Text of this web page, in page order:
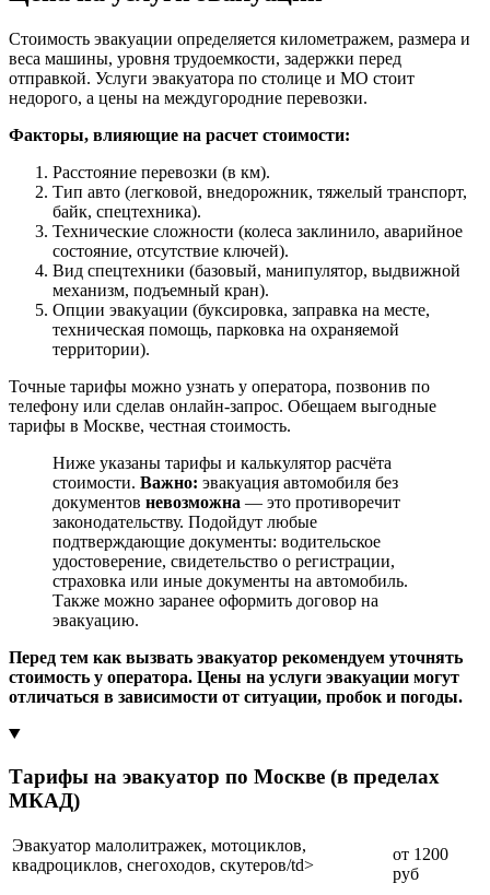
Стоимость эвакуации определяется километражем, размера и
веса машины, уровня трудоемкости, задержки перед
отправкой. Услуги эвакуатора по столице и МО стоит
недорого, а цены на междугородние перевозки.
Факторы, влияющие на расчет стоимости:
Расстояние перевозки (в км).
Тип авто (легковой, внедорожник, тяжелый транспорт,
байк, спецтехника).
Технические сложности (колеса заклинило, аварийное
состояние, отсутствие ключей).
Вид спецтехники (базовый, манипулятор, выдвижной
механизм, подъемный кран).
Опции эвакуации (буксировка, заправка на месте,
техническая помощь, парковка на охраняемой
территории).
Точные тарифы можно узнать у оператора, позвонив по
телефону или сделав онлайн-запрос. Обещаем выгодные
тарифы в Москве, честная стоимость.
Ниже указаны тарифы и калькулятор расчёта
стоимости. Важно: эвакуация автомобиля без
документов невозможна — это противоречит
законодательству. Подойдут любые
подтверждающие документы: водительское
удостоверение, свидетельство о регистрации,
страховка или иные документы на автомобиль.
Также можно заранее оформить договор на
эвакуацию.
Перед тем как вызвать эвакуатор рекомендуем уточнять
стоимость у оператора. Цены на услуги эвакуации могут
отличаться в зависимости от ситуации, пробок и погоды.
Тарифы на эвакуатор по Москве (в пределах
МКАД)
Эвакуатор малолитражек, мотоциклов,
квадроциклов, снегоходов, скутеров/td>
от 1200
руб